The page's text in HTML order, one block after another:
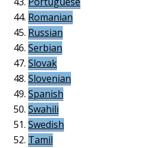
Romanian
Russian
Serbian
Slovak
Slovenian
Spanish
Swahili
Swedish
Tamil